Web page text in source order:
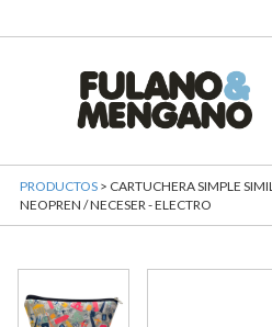
PRODUCTOS > CARTUCHERA SIMPLE SIMIL
NEOPREN / NECESER - ELECTRO